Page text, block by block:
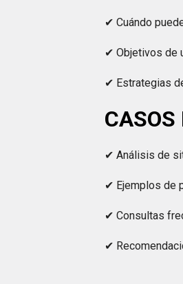
✔ Cuándo
✔ Objetivos de
✔ Estrategias
CASOS
✔ Análisis de
✔ Ejemplos de
✔ Consultas
✔